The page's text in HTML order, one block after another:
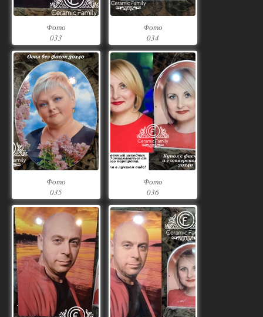
Фото
033
Фото
034
Фото
035
Фото
036